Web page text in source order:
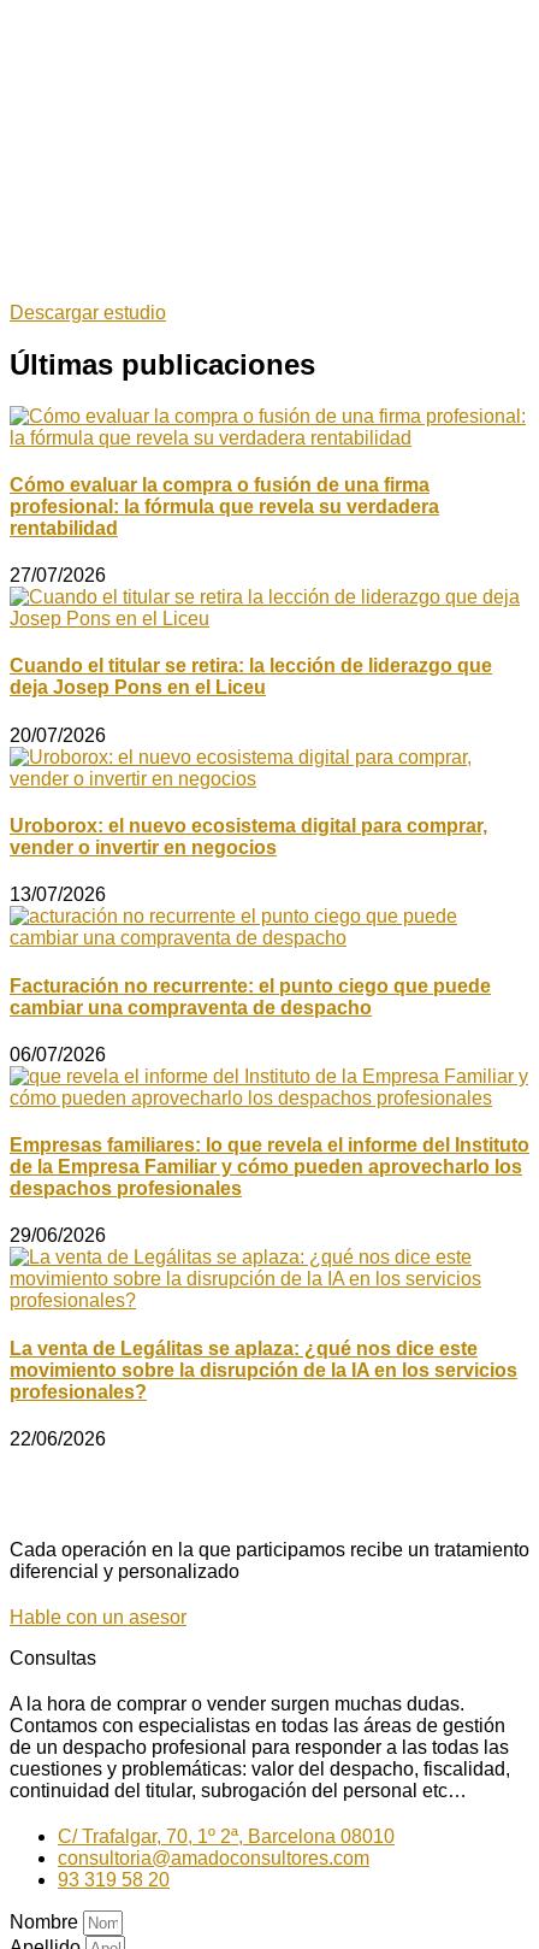
Descargar estudio
Últimas publicaciones
Cómo evaluar la compra o fusión de una firma
profesional: la fórmula que revela su verdadera
rentabilidad
27/07/2026
Cuando el titular se retira: la lección de liderazgo que
deja Josep Pons en el Liceu
20/07/2026
Uroborox: el nuevo ecosistema digital para comprar,
vender o invertir en negocios
13/07/2026
Facturación no recurrente: el punto ciego que puede
cambiar una compraventa de despacho
06/07/2026
Empresas familiares: lo que revela el informe del Instituto
de la Empresa Familiar y cómo pueden aprovecharlo los
despachos profesionales
29/06/2026
La venta de Legálitas se aplaza: ¿qué nos dice este
movimiento sobre la disrupción de la IA en los servicios
profesionales?
22/06/2026
Cada operación en la que participamos recibe un tratamiento
diferencial y personalizado
Hable con un asesor
Consultas
A la hora de comprar o vender surgen muchas dudas.
Contamos con especialistas en todas las áreas de gestión
de un despacho profesional para responder a las todas las
cuestiones y problemáticas: valor del despacho, fiscalidad,
continuidad del titular, subrogación del personal etc…
C/ Trafalgar, 70, 1º 2ª, Barcelona 08010
consultoria@amadoconsultores.com
93 319 58 20
Nombre